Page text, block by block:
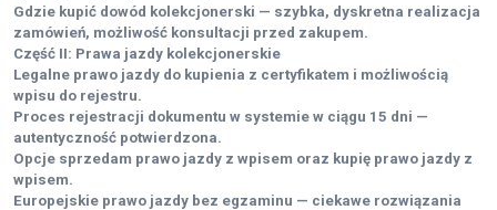
Gdzie kupić dowód kolekcjonerski — szybka, dyskretna realizacja
zamówień, możliwość konsultacji przed zakupem.
Część II: Prawa jazdy kolekcjonerskie
Legalne prawo jazdy do kupienia z certyfikatem i możliwością
wpisu do rejestru.
Proces rejestracji dokumentu w systemie w ciągu 15 dni —
autentyczność potwierdzona.
Opcje sprzedam prawo jazdy z wpisem oraz kupię prawo jazdy z
wpisem.
Europejskie prawo jazdy bez egzaminu — ciekawe rozwiązania